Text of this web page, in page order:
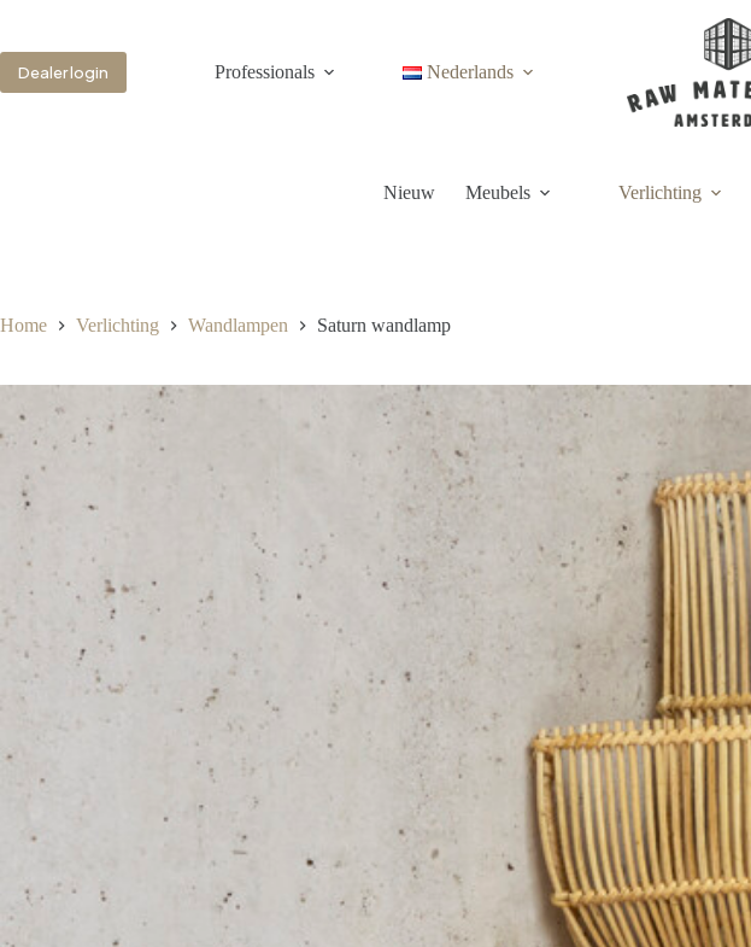
Dealer login Professionals Nederlands
Nieuw Meubels Verlichting
Home Verlichting Wandlampen Saturn wandlamp